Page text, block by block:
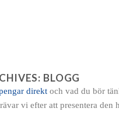
BLOGG
direktoch vad du bör
vi efter att presentera den